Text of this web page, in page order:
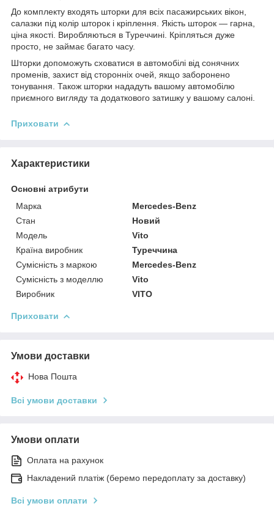
До комплекту входять шторки для всіх пасажирських вікон,
салазки під колір шторок і кріплення. Якість шторок — гарна,
ціна якості. Виробляються в Туреччині. Кріпляться дуже
просто, не займає багато часу.
Шторки допоможуть сховатися в автомобілі від сонячних
променів, захист від сторонніх очей, якщо заборонено
тонування. Також шторки нададуть вашому автомобілю
приємного вигляду та додаткового затишку у вашому салоні.
Приховати
Характеристики
Основні атрибути
Марка
Mercedes-Benz
Стан
Новий
Модель
Vito
Країна виробник
Туреччина
Сумісність з маркою
Mercedes-Benz
Сумісність з моделлю
Vito
Виробник
VITO
Приховати
Умови доставки
Нова Пошта
Всі умови доставки
Умови оплати
Оплата на рахунок
Накладений платіж (беремо передоплату за доставку)
Всі умови оплати